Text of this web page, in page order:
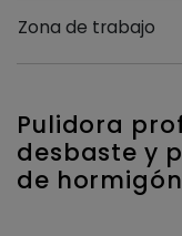
Zona de trabajo
Pulidora
desbaste y
de hormigón